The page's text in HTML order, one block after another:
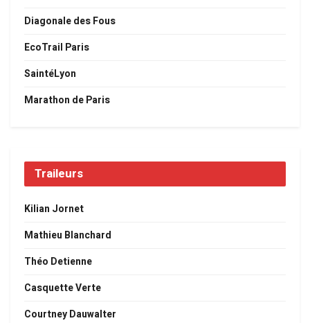
Diagonale des Fous
EcoTrail Paris
SaintéLyon
Marathon de Paris
Traileurs
Kilian Jornet
Mathieu Blanchard
Théo Detienne
Casquette Verte
Courtney Dauwalter